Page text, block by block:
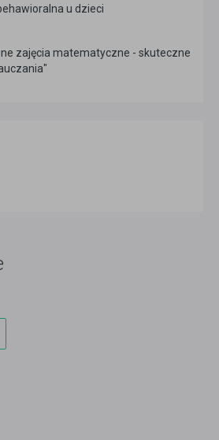
u dzieci
zajęcia matematyczne - skuteczne